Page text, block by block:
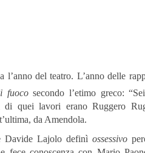
del teatro. L’anno delle
fuocosecondo l’etimo greco:
quei lavori erano Ruggero
da Amendola.
Davide Lajolo definìossessivo